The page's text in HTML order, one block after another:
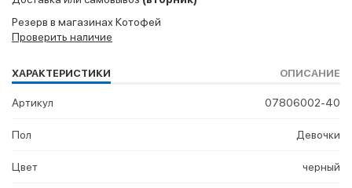
Резерв в магазинах Котофей
Проверить наличие
ХАРАКТЕРИСТИКИ ОПИСАНИЕ
Артикул 07806002-40
Пол Девочки
Цвет черный